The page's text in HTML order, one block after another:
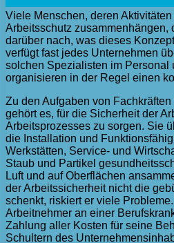
Viele Menschen, deren
Arbeitsschutz zusammenhängen,
darüber nach, was dieses
verfügt fast jedes Unternehmen
solchen Spezialisten im Personal
organisieren in der Regel einen
Zu den Aufgaben von
gehört es, für die Sicherheit der
Arbeitsprozesses zu sorgen. Sie
die Installation und
Werkstätten, Service- und
Staub und Partikel
Luft und auf Oberflächen
der Arbeitssicherheit nicht die
schenkt, riskiert er viele
Arbeitnehmer an einer
Zahlung aller Kosten für seine
Schultern des